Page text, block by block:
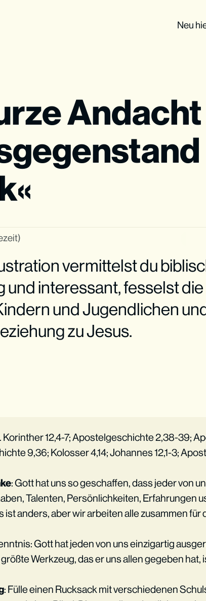
Neu
Andacht
vermittelst du
interessant, fesselst die
und Jugendlichen
zu Jesus.
Korinther 12,4-7; Apostelgeschichte 2,38-39;
9,36; Kolosser 4,14; Johannes 12,1-3;
: Gott hat uns so geschaffen, dass jeder von
Talenten, Persönlichkeiten, Erfahrungen
ist anders, aber wir arbeiten alle zusammen für
Gott hat jeden von uns einzigartig
Werkzeug, das er uns allen gegeben hat,
: Fülle einen Rucksack mit verschiedenen